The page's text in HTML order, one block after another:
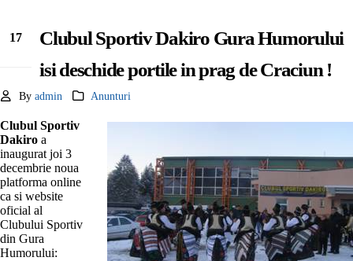
17
Clubul Sportiv Dakiro Gura Humorului
isi deschide portile in prag de Craciun !
By admin Anunturi
Clubul Sportiv
Dakiro a
inaugurat joi 3
decembrie noua
platforma online
ca si website
oficial al
Clubului Sportiv
din Gura
Humorului: